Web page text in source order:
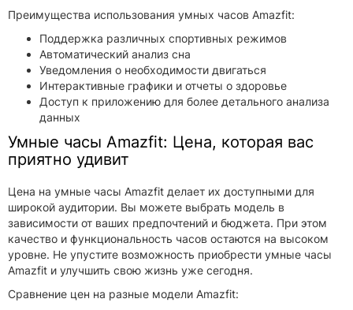
Преимущества использования умных часов Amazfit:
Поддержка различных спортивных режимов
Автоматический анализ сна
Уведомления о необходимости двигаться
Интерактивные графики и отчеты о здоровье
Доступ к приложению для более детального анализа
данных
Умные часы Amazfit: Цена, которая вас
приятно удивит
Цена на умные часы Amazfit делает их доступными для
широкой аудитории. Вы можете выбрать модель в
зависимости от ваших предпочтений и бюджета. При этом
качество и функциональность часов остаются на высоком
уровне. Не упустите возможность приобрести умные часы
Amazfit и улучшить свою жизнь уже сегодня.
Сравнение цен на разные модели Amazfit: